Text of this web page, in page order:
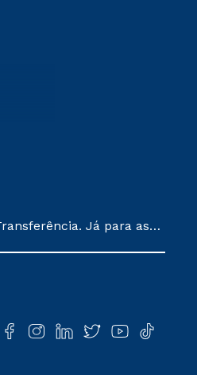
Já para as